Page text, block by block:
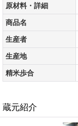
原材料・詳細
商品名
生産者
生産地
精米歩合
蔵元紹介